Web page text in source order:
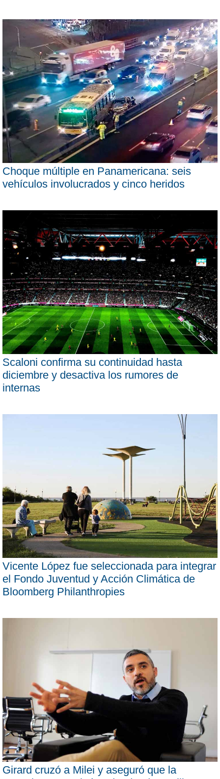
Choque múltiple en Panamericana: seis
vehículos involucrados y cinco heridos
Scaloni confirma su continuidad hasta
diciembre y desactiva los rumores de
internas
Vicente López fue seleccionada para integrar
el Fondo Juventud y Acción Climática de
Bloomberg Philanthropies
Girard cruzó a Milei y aseguró que la